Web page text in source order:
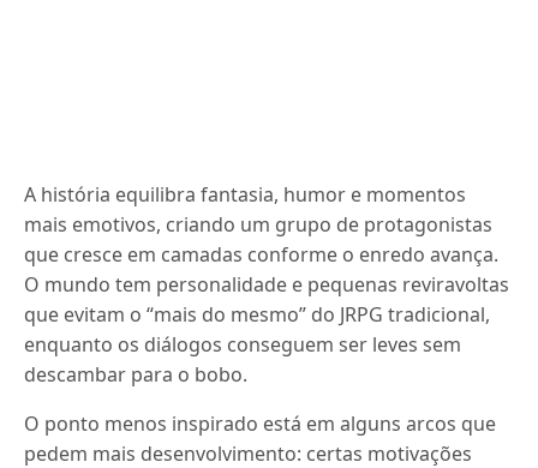
A história equilibra fantasia, humor e momentos
mais emotivos, criando um grupo de protagonistas
que cresce em camadas conforme o enredo avança.
O mundo tem personalidade e pequenas reviravoltas
que evitam o “mais do mesmo” do JRPG tradicional,
enquanto os diálogos conseguem ser leves sem
descambar para o bobo.
O ponto menos inspirado está em alguns arcos que
pedem mais desenvolvimento: certas motivações